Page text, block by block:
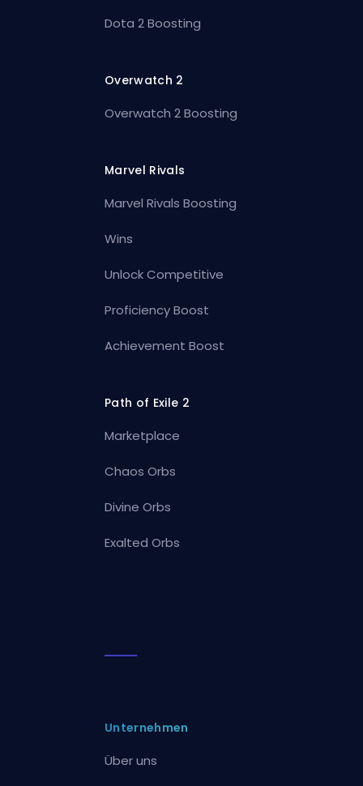
Dota 2 Boosting
Overwatch 2
Overwatch 2 Boosting
Marvel Rivals
Marvel Rivals Boosting
Wins
Unlock Competitive
Proficiency Boost
Achievement Boost
Path of Exile 2
Marketplace
Chaos Orbs
Divine Orbs
Exalted Orbs
Unternehmen
Über uns